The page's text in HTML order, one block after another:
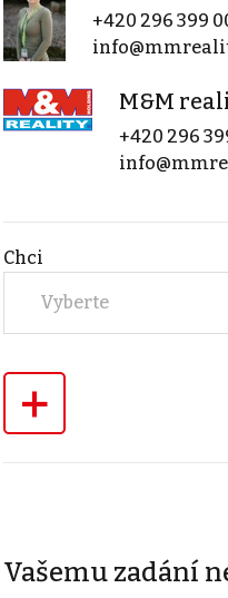
+420 296 399
M&M
+420 296
Chci
Vyberte
+
Vašemu zadání